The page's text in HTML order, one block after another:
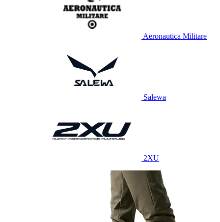
Aeronautica Militare
Salewa
2XU